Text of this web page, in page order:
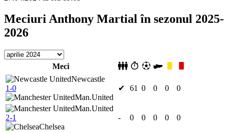
Meciuri Anthony Martial în sezonul 2025-
2026
Meci
Newcastle
1-0
Man.United
✔ 61 0 0 0 0
Man.United
2-1
Chelsea
- 0 0 0 0 0